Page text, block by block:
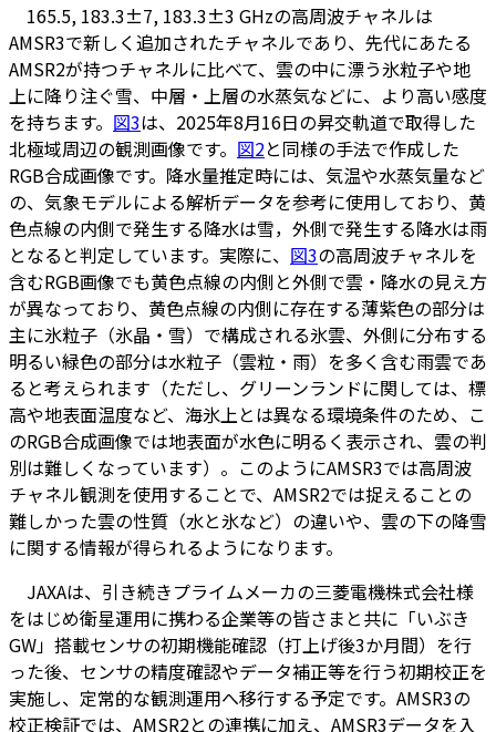
165.5, 183.3±7, 183.3±3 GHzの高周波チャネルは
AMSR3で新しく追加されたチャネルであり、先代にあたる
AMSR2が持つチャネルに比べて、雲の中に漂う氷粒子や地
上に降り注ぐ雪、中層・上層の水蒸気などに、より高い感度
を持ちます。 図3は、2025年8月16日の昇交軌道で取得した
北極域周辺の観測画像です。 図2と同様の手法で作成した
RGB合成画像です。降水量推定時には、気温や水蒸気量など
の、気象モデルによる解析データを参考に使用しており、黄
色点線の内側で発生する降水は雪，外側で発生する降水は雨
となると判定しています。実際に、 図3の高周波チャネルを
含むRGB画像でも黄色点線の内側と外側で雲・降水の見え方
が異なっており、黄色点線の内側に存在する薄紫色の部分は
主に氷粒子（氷晶・雪）で構成される氷雲、外側に分布する
明るい緑色の部分は水粒子（雲粒・雨）を多く含む雨雲であ
ると考えられます（ただし、グリーンランドに関しては、標
高や地表面温度など、海氷上とは異なる環境条件のため、こ
のRGB合成画像では地表面が水色に明るく表示され、雲の判
別は難しくなっています）。このようにAMSR3では高周波
チャネル観測を使用することで、AMSR2では捉えることの
難しかった雲の性質（水と氷など）の違いや、雲の下の降雪
に関する情報が得られるようになります。
JAXAは、引き続きプライムメーカの三菱電機株式会社様
をはじめ衛星運用に携わる企業等の皆さまと共に「いぶき
GW」搭載センサの初期機能確認（打上げ後3か月間）を行
った後、センサの精度確認やデータ補正等を行う初期校正を
実施し、定常的な観測運用へ移行する予定です。AMSR3の
校正検証では、AMSR2との連携に加え、AMSR3データを入